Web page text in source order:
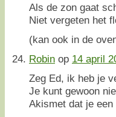
Als de zon gaat
Niet vergeten het
(kan ook in de
Robin op 14 april
Zeg Ed, ik heb je
Je kunt gewoon
Akismet dat je